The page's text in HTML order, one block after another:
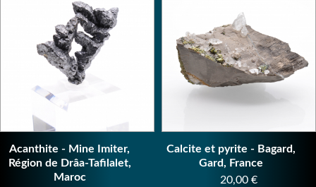
Acanthite - Mine Imiter,
Région de Drâa-Tafilalet,
Maroc
Calcite et pyrite - Bagard,
Gard, France
Prix
20,00 €